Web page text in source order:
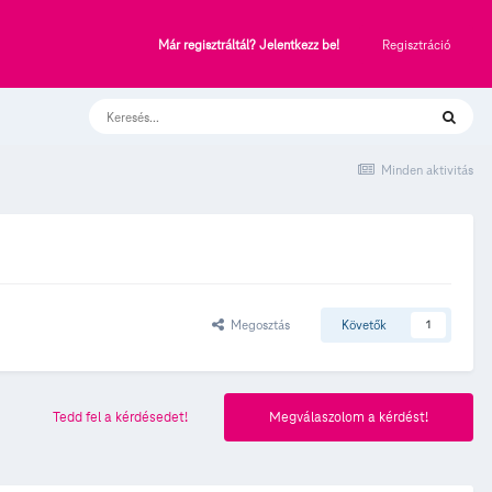
Már regisztráltál? Jelentkezz be! Regisztráció
Minden aktivitás
Megosztás Követők 1
Megválaszolom a kérdést!
Tedd fel a kérdésedet!